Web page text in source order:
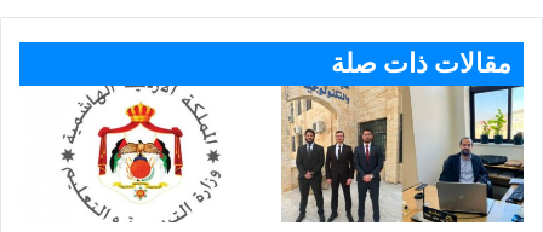
مقالات ذات صلة